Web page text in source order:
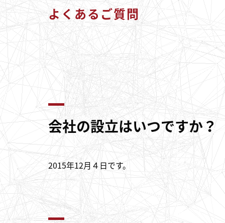
よくあるご質問
会社の設立はいつですか？
2015年12月４日です。